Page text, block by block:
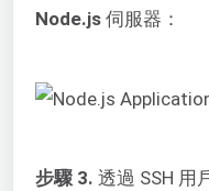
Node.js 伺服器：
步驟 3. 透過 SSH 用